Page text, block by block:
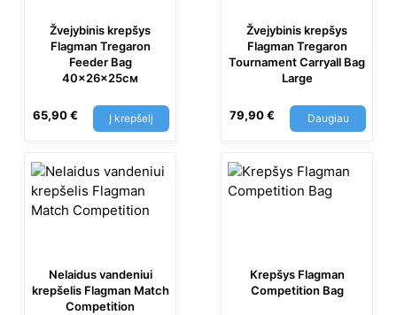
Žvejybinis krepšys
Flagman Tregaron
Feeder Bag
40x26x25см
65,90€ Į krepšelį
Žvejybinis krepšys
Flagman Tregaron
Tournament Carryall Bag
Large
79,90€ Daugiau
Nelaidus vandeniui
krepšelis Flagman Match
Competition
Krepšys Flagman
Competition Bag